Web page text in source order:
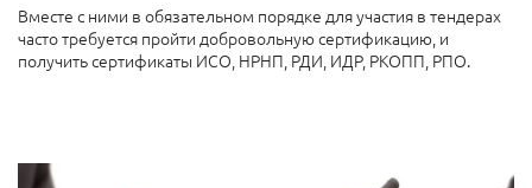
Вместе с ними в обязательном порядке для участия в тендерах
часто требуется пройти добровольную сертификацию, и
получить сертификаты ИСО, НРНП, РДИ, ИДР, РКОПП, РПО.